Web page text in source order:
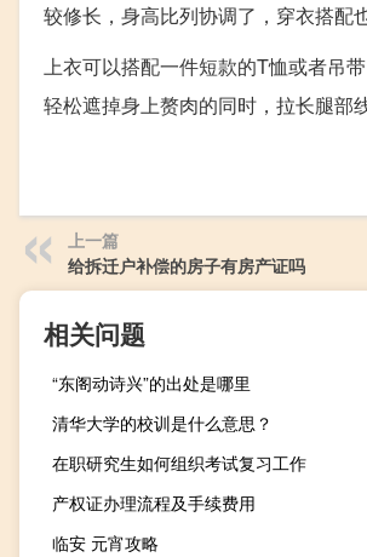
较修长，身高比列协调了，穿衣搭配
上衣可以搭配一件短款的T恤或者吊
轻松遮掉身上赘肉的同时，拉长腿部
上一篇
给拆迁户补偿的房子有房产证吗
相关问题
“东阁动诗兴”的出处是哪里
清华大学的校训是什么意思？
在职研究生如何组织考试复习工作
产权证办理流程及手续费用
临安 元宵攻略